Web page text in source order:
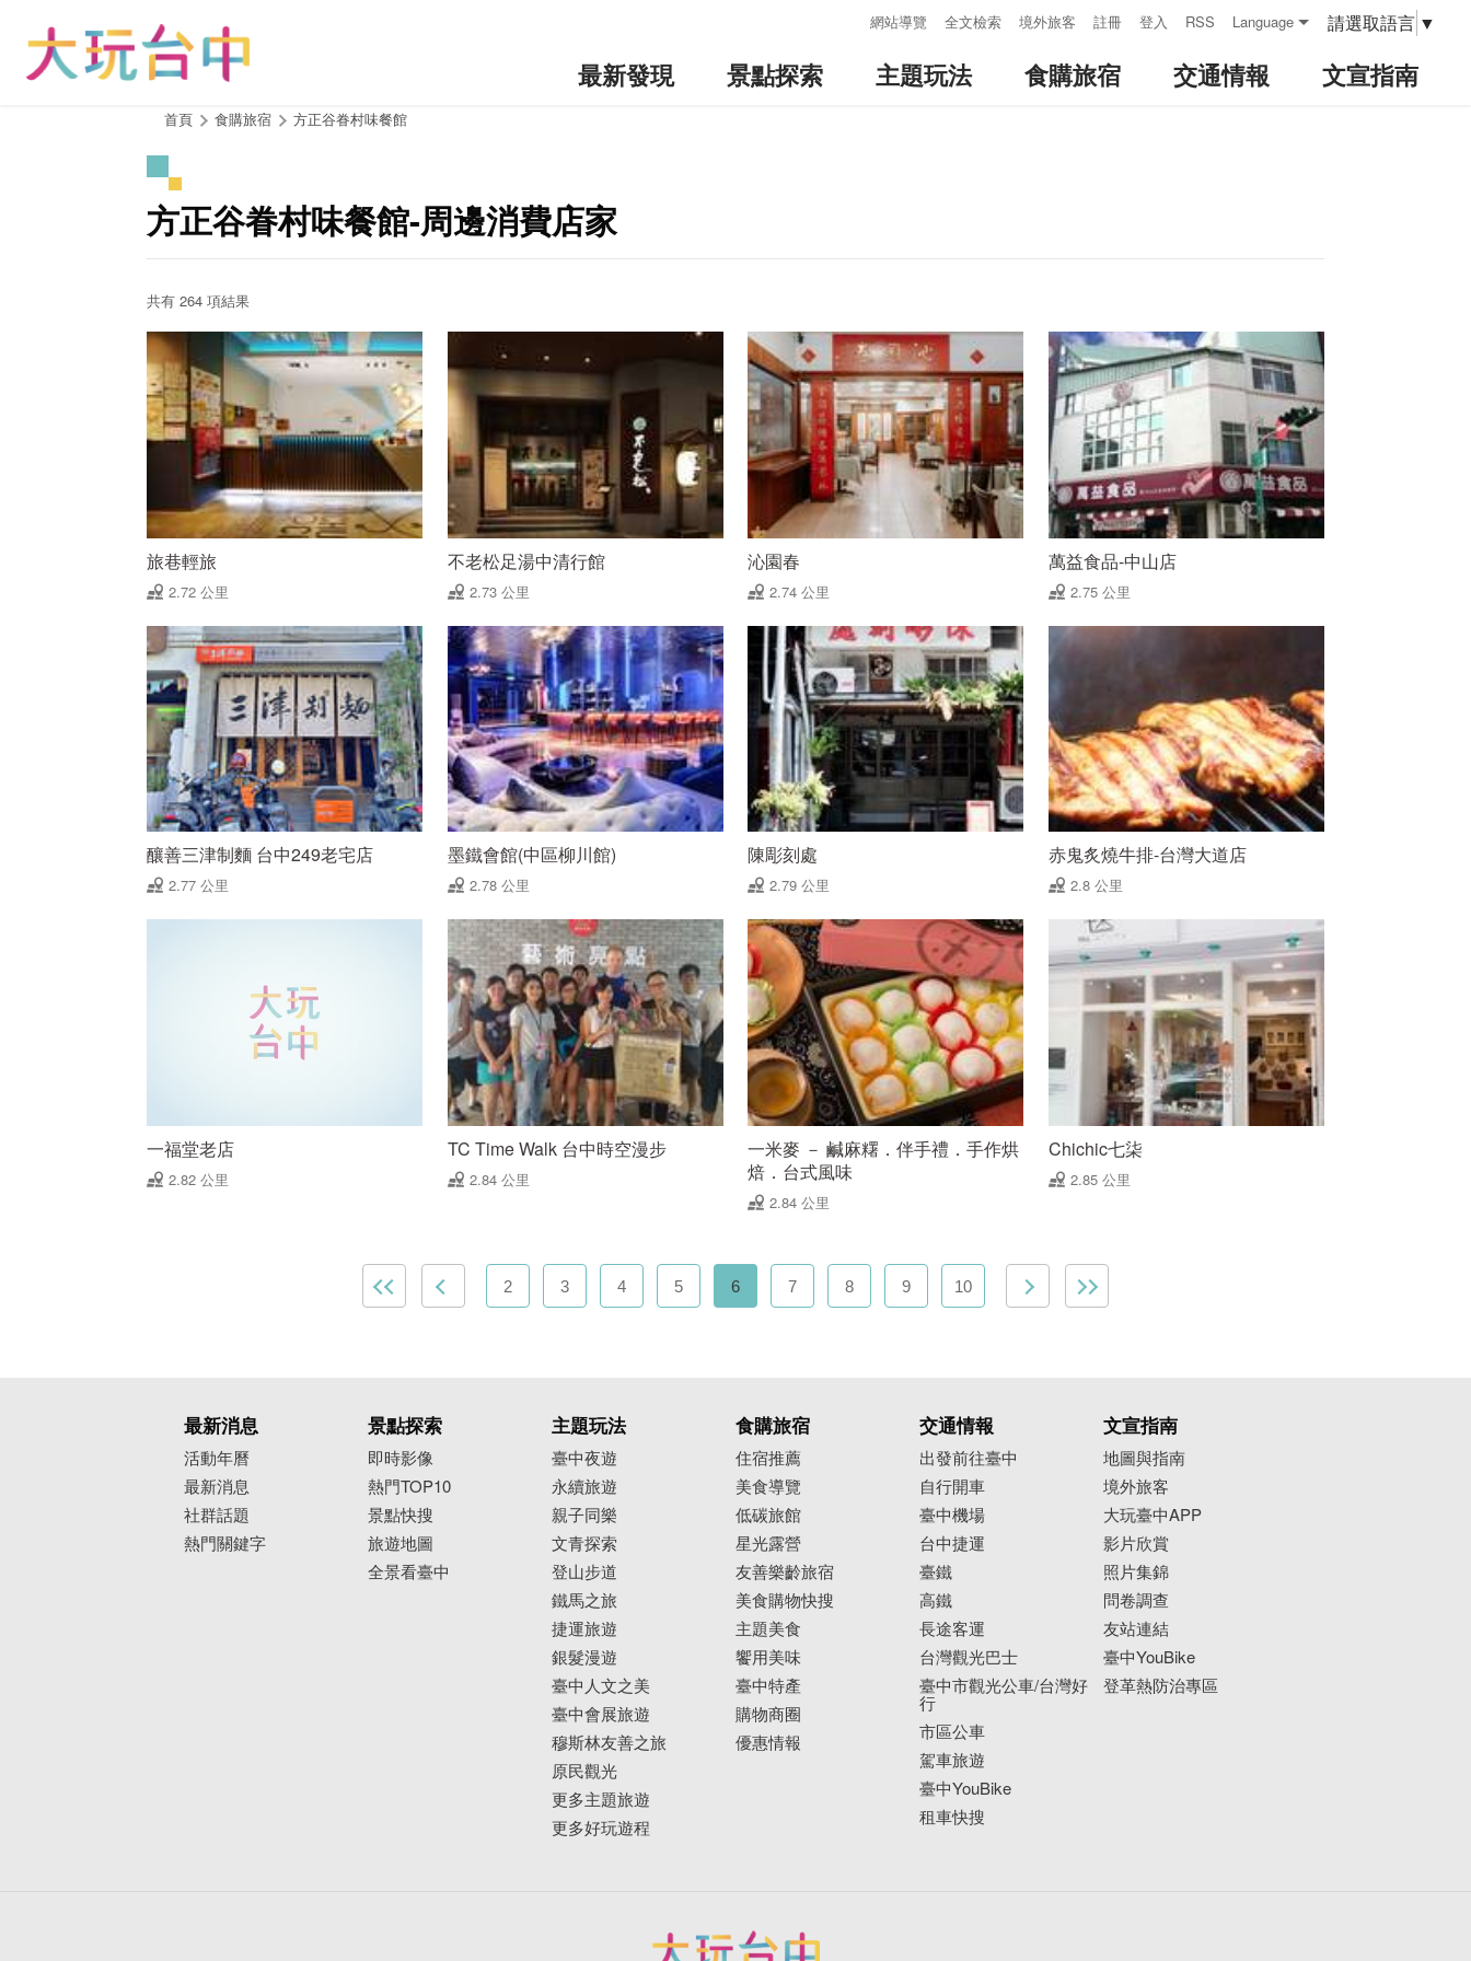
網站導覽 全文檢索 境外旅客 註冊 登入 RSS Language 請選取語言 ▼
最新發現 景點探索 主題玩法 食購旅宿 交通情報 文宣指南
首頁 食購旅宿 方正谷眷村味餐館
方正谷眷村味餐館-周邊消費店家
共有 264 項結果
旅巷輕旅
2.72 公里
不老松足湯中清行館
2.73 公里
沁園春
2.74 公里
萬益食品-中山店
2.75 公里
釀善三津制麵 台中249老宅店
2.77 公里
墨鐵會館(中區柳川館)
2.78 公里
陳彫刻處
2.79 公里
赤鬼炙燒牛排-台灣大道店
2.8 公里
一福堂老店
2.82 公里
TC Time Walk 台中時空漫步
2.84 公里
一米麥 － 鹹麻糬．伴手禮．手作烘
焙．台式風味
2.84 公里
Chichic七柒
2.85 公里
2 3 4 5 6 7 8 9 10
最新消息
活動年曆
最新消息
社群話題
熱門關鍵字
景點探索
即時影像
熱門TOP10
景點快搜
旅遊地圖
全景看臺中
主題玩法
臺中夜遊
永續旅遊
親子同樂
文青探索
登山步道
鐵馬之旅
捷運旅遊
銀髮漫遊
臺中人文之美
臺中會展旅遊
穆斯林友善之旅
原民觀光
更多主題旅遊
更多好玩遊程
食購旅宿
住宿推薦
美食導覽
低碳旅館
星光露營
友善樂齡旅宿
美食購物快搜
主題美食
饗用美味
臺中特產
購物商圈
優惠情報
交通情報
出發前往臺中
自行開車
臺中機場
台中捷運
臺鐵
高鐵
長途客運
台灣觀光巴士
臺中市觀光公車/台灣好
行
市區公車
駕車旅遊
臺中YouBike
租車快搜
文宣指南
地圖與指南
境外旅客
大玩臺中APP
影片欣賞
照片集錦
問卷調查
友站連結
臺中YouBike
登革熱防治專區